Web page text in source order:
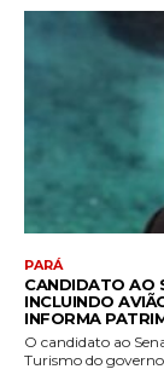
PARÁ
CANDIDATO AO
INCLUINDO
INFORMA
O candidato ao
Turismo do